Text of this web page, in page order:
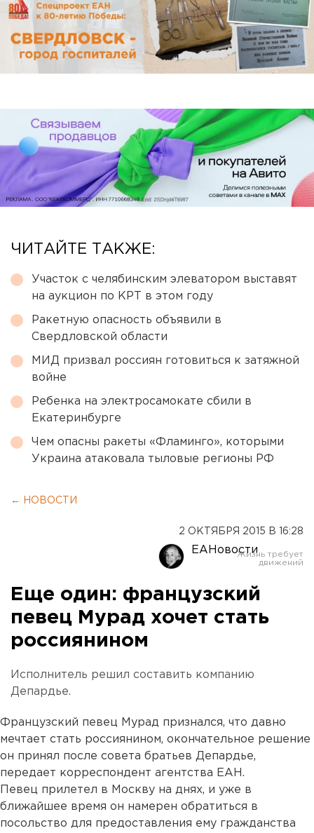
ЧИТАЙТЕ ТАКЖЕ:
Участок с челябинским элеватором выставят
на аукцион по КРТ в этом году
Ракетную опасность объявили в
Свердловской области
МИД призвал россиян готовиться к затяжной
войне
Ребенка на электросамокате сбили в
Екатеринбурге
Чем опасны ракеты «Фламинго», которыми
Украина атаковала тыловые регионы РФ
← НОВОСТИ
2 ОКТЯБРЯ 2015 В 16:28
ЕАНовости
Еще один: французский
певец Мурад хочет стать
россиянином
Исполнитель решил составить компанию
Депардье.
Французский певец Мурад признался, что давно
мечтает стать россиянином, окончательное решение
он принял после совета братьев Депардье,
передает корреспондент агентства ЕАН.
Певец прилетел в Москву на днях, и уже в
ближайшее время он намерен обратиться в
посольство для предоставления ему гражданства